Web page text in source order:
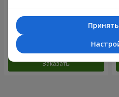
Фонтан шаров "Радужное
настроение"
Заказать